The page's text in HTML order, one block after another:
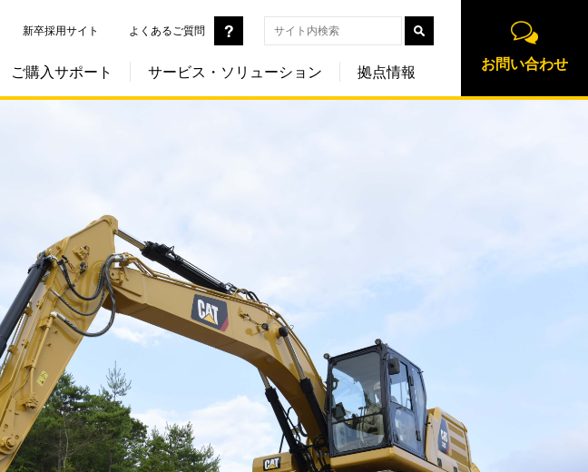
新卒採用サイト よくあるご質問
ご購入サポート サービス・ソリューション 拠点情報
お問い合わせ